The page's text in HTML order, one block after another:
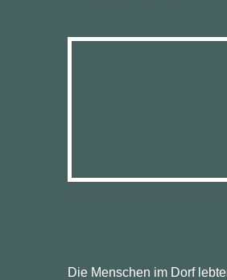
Die Menschen im Dorf